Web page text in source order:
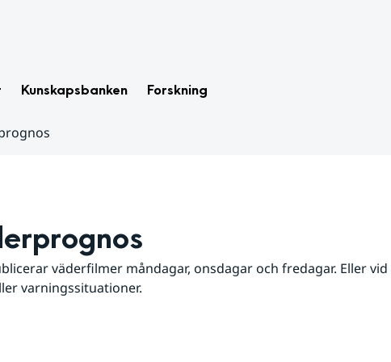
Kunskapsbanken Forskning
väderfilmer måndagar, onsdagar och fredagar. Eller
varningssituationer.